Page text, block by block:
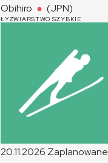
Obihiro
(JPN)
ŁYŻWIARSTWO SZYBKIE
20.11.2026 Zaplanowane